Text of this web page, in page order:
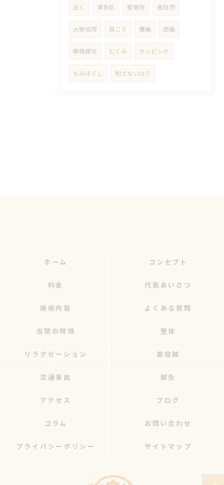
近く 博多区 整骨院 春日市
大野城市 肩こり 腰痛 頭痛
眼精疲労 むくみ カッピング
もみほぐし 刺さないはり
ホーム コンセプト
料金 代表あいさつ
施術内容 よくある質問
当院の特徴 整体
リラクゼーション 美容鍼
交通事故 鍼灸
アクセス ブログ
コラム お問い合わせ
プライバシーポリシー サイトマップ